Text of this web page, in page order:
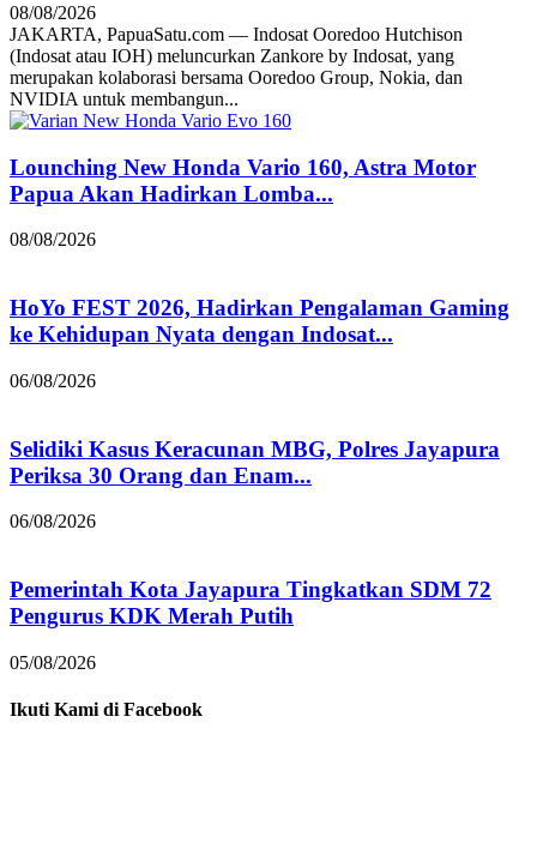
08/08/2026
JAKARTA, PapuaSatu.com — Indosat Ooredoo Hutchison
(Indosat atau IOH) meluncurkan Zankore by Indosat, yang
merupakan kolaborasi bersama Ooredoo Group, Nokia, dan
NVIDIA untuk membangun...
Lounching New Honda Vario 160, Astra Motor
Papua Akan Hadirkan Lomba...
08/08/2026
HoYo FEST 2026, Hadirkan Pengalaman Gaming
ke Kehidupan Nyata dengan Indosat...
06/08/2026
Selidiki Kasus Keracunan MBG, Polres Jayapura
Periksa 30 Orang dan Enam...
06/08/2026
Pemerintah Kota Jayapura Tingkatkan SDM 72
Pengurus KDK Merah Putih
05/08/2026
Ikuti Kami di Facebook